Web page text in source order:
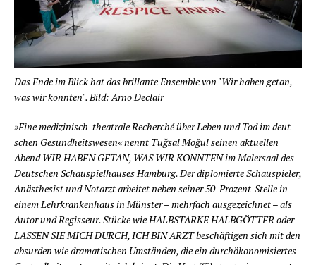
Das Ende im Blick hat das brillante Ensemble von "Wir haben getan,
was wir konnten". Bild: Arno Declair
»Eine medi­zi­nisch-thea­tra­le Recher­ché über Leben und Tod im deut­
schen Gesund­heits­we­sen« nennt Tuğ­sal Moğul sei­nen aktu­el­len
Abend WIR HABEN GETAN, WAS WIR KONNTEN im Maler­saal des
Deut­schen Schau­spiel­hau­ses Ham­burg. Der diplo­mier­te Schau­spie­ler,
Anäs­the­sist und Not­arzt arbei­tet neben sei­ner 50-Pro­zent-Stel­le in
einem Lehr­kran­ken­haus in Müns­ter – mehr­fach aus­ge­zeich­net – als
Autor und Regis­seur. Stü­cke wie HALBSTARKE HALBGÖTTER oder
LASSEN SIE MICH DURCH, ICH BIN ARZT beschäf­ti­gen sich mit den
absur­den wie dra­ma­ti­schen Umstän­den, die ein durch­öko­no­mi­sier­tes